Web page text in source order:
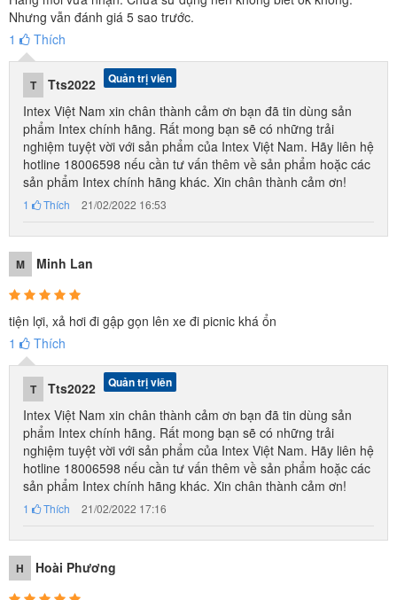
- Tăng độ bền sản phẩm gấp x10 lần
- Tăng độ êm ái, mềm mại gấp x5 lần
- Rút ngắn thời gian bơm xuống -15%
- Công nghệ sợi cải tiến Fiber-tech của INTEX đã được bảo hộ
■ Thơi gian bơm hơn 2 phút, dễ dàng gấp gọn
■ Chất liệu PVC cao cấp nhập khẩu Mỹ, không thấm nước dễ vệ
sinh (dùng khăn ẩm lau là sạch)
■ Phù hợp sử dụng tại văn phòng, nhà trọ, dùng cá nhân, mang đi
du lịch, dã ngoại...
■ Sản phẩm bảo hành 1 năm, bảo trì vĩnh viễn, có dán tem đảm
bảo chính hãng và phiếu bảo hành của Công ty TNHH sản phẩm
bơm hơi INTEX Việt Nam.
■ Đệm hơi INTEX cao cấp được sản xuất theo tiêu chuẩn xuất khẩu
Châu ÂU - CE, nên được kiểm duyệt nghiêm ngặt từ nguyên vật
liệu đầu vào cho tới quy trình công nghệ sản xuất tới khâu đóng gói
cẩn thận và tỉ mỉ!
Nhưng vẫn đánh giá 5 sao trước.
1
Thích
T Tts2022 Quản trị viên
Intex Việt Nam xin chân thành cảm ơn bạn đã tin dùng sản
phẩm Intex chính hãng. Rất mong bạn sẽ có những trải
nghiệm tuyệt vời với sản phẩm của Intex Việt Nam. Hãy liên hệ
hotline 18006598 nếu cần tư vấn thêm về sản phẩm hoặc các
sản phẩm Intex chính hãng khác. Xin chân thành cảm ơn!
1 Thích 21/02/2022 16:53
M Minh Lan
tiện lợi, xả hơi đi gập gọn lên xe đi picnic khá ổn
1
Thích
T Tts2022 Quản trị viên
Intex Việt Nam xin chân thành cảm ơn bạn đã tin dùng sản
phẩm Intex chính hãng. Rất mong bạn sẽ có những trải
nghiệm tuyệt vời với sản phẩm của Intex Việt Nam. Hãy liên hệ
hotline 18006598 nếu cần tư vấn thêm về sản phẩm hoặc các
sản phẩm Intex chính hãng khác. Xin chân thành cảm ơn!
1 Thích 21/02/2022 17:16
H Hoài Phương